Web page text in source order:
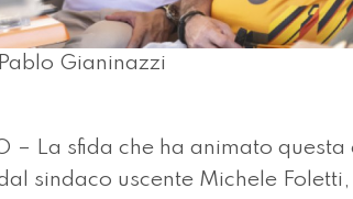
Gianinazzi
– La sfida che ha animato
sindaco uscente Michele